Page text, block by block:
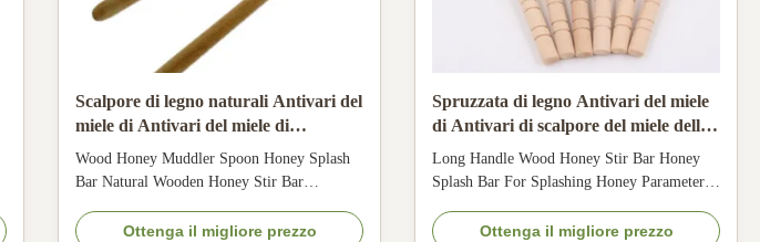
Scalpore di legno naturali Antivari del
miele di Antivari del miele di
confusionario del cucchiaio della
spruzzata di legno del miele
Wood Honey Muddler Spoon Honey Splash
Bar Natural Wooden Honey Stir Bar
Material: Pine Wood Length: 14cm Type
Ottenga il migliore prezzo
Spruzzata di legno Antivari del miele
di Antivari di scalpore del miele della
maniglia lunga per la spruzzatura del
miele
Long Handle Wood Honey Stir Bar Honey
Splash Bar For Splashing Honey Parameter
Length: 14cm type: manual Diameter: 2.5cm
Ottenga il migliore prezzo